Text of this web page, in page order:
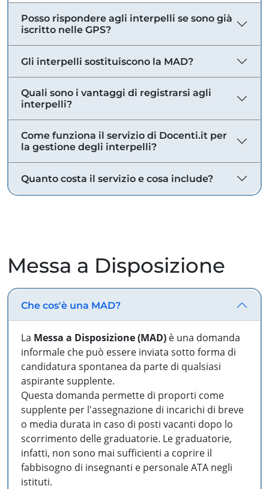
Posso rispondere agli interpelli se sono già
iscritto nelle GPS?
Gli interpelli sostituiscono la MAD?
Quali sono i vantaggi di registrarsi agli
interpelli?
Come funziona il servizio di Docenti.it per
la gestione degli interpelli?
Quanto costa il servizio e cosa include?
Messa a Disposizione
Che cos'è una MAD?
La Messa a Disposizione (MAD) è una domanda
informale che può essere inviata sotto forma di
candidatura spontanea da parte di qualsiasi
aspirante supplente.
Questa domanda permette di proporti come
supplente per l'assegnazione di incarichi di breve
o media durata in caso di posti vacanti dopo lo
scorrimento delle graduatorie. Le graduatorie,
infatti, non sono mai sufficienti a coprire il
fabbisogno di insegnanti e personale ATA negli
istituti.